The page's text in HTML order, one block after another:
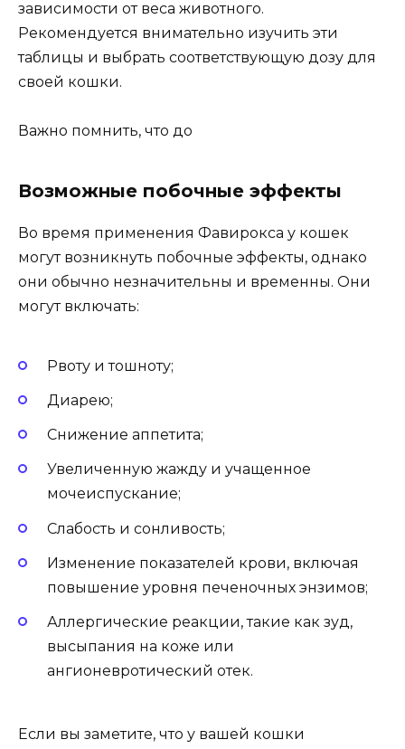
зависимости от веса животного.
Рекомендуется внимательно изучить эти
таблицы и выбрать соответствующую дозу для
своей кошки.
Важно помнить, что до
Возможные побочные эффекты
Во время применения Фавирокса у кошек
могут возникнуть побочные эффекты, однако
они обычно незначительны и временны. Они
могут включать:
Рвоту и тошноту;
Диарею;
Снижение аппетита;
Увеличенную жажду и учащенное
мочеиспускание;
Слабость и сонливость;
Изменение показателей крови, включая
повышение уровня печеночных энзимов;
Аллергические реакции, такие как зуд,
высыпания на коже или
ангионевротический отек.
Если вы заметите, что у вашей кошки